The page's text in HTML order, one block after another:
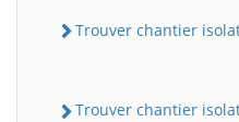
Trouver chantier
Trouver chantier